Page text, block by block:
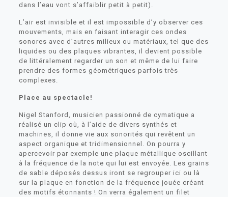
dans l’eau vont s’affaiblir petit à petit).
L’air est invisible et il est impossible d’y observer ces
mouvements, mais en faisant interagir ces ondes
sonores avec d’autres milieux ou matériaux, tel que des
liquides ou des plaques vibrantes, il devient possible
de littéralement regarder un son et même de lui faire
prendre des formes géométriques parfois très
complexes.
Place au spectacle!
Nigel Stanford, musicien passionné de cymatique a
réalisé un clip où, à l’aide de divers synthés et
machines, il donne vie aux sonorités qui revêtent un
aspect organique et tridimensionnel. On pourra y
apercevoir par exemple une plaque métallique oscillant
à la fréquence de la note qui lui est envoyée. Les grains
de sable déposés dessus iront se regrouper ici ou là
sur la plaque en fonction de la fréquence jouée créant
des motifs étonnants ! On verra également un filet